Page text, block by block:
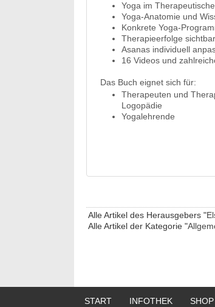
Yoga im
Yoga-Anatomie und
Konkrete Yoga-
Therapieerfolge
Asanas individuell
16 Videos und
Das Buch eignet sich für:
Therapeuten und
Logopädie
Yogalehrende
Alle Artikel des Herausgebers "
Alle Artikel der Kategorie "
START INFOTHEK SHOP